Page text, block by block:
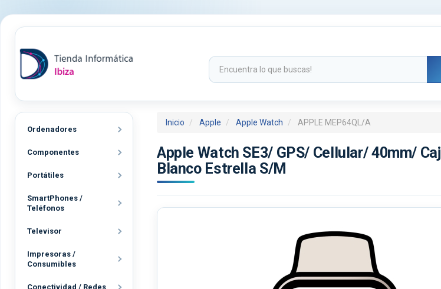
Ordenadores
Componentes
Portátiles
SmartPhones /
Teléfonos
Televisor
Impresoras /
Consumibles
Conectividad / Redes
Inicio Apple Apple Watch APPLE MEP64QL/A
Apple Watch SE3/ GPS/ Cellular/ 40mm/
Blanco Estrella S/M